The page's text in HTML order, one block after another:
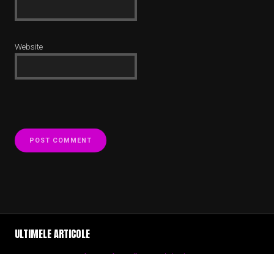
Website
ULTIMELE ARTICOLE